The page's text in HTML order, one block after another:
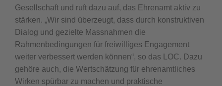
Gesellschaft und ruft dazu auf, das Ehrenamt aktiv zu
stärken. „Wir sind überzeugt, dass durch konstruktiven
Dialog und gezielte Massnahmen die
Rahmenbedingungen für freiwilliges Engagement
weiter verbessert werden können“, so das LOC. Dazu
gehöre auch, die Wertschätzung für ehrenamtliches
Wirken spürbar zu machen und praktische